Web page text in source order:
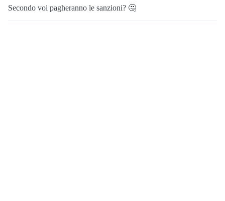
Secondo voi pagheranno le sanzioni? 🤔